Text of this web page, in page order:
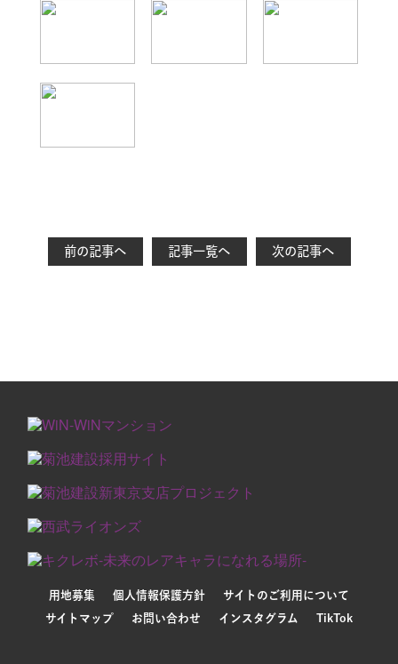
前の記事へ 記事一覧へ 次の記事へ
用地募集 個人情報保護方針
サイトのご利用について
サイトマップ
お問い合わせ インスタグラム TikTok